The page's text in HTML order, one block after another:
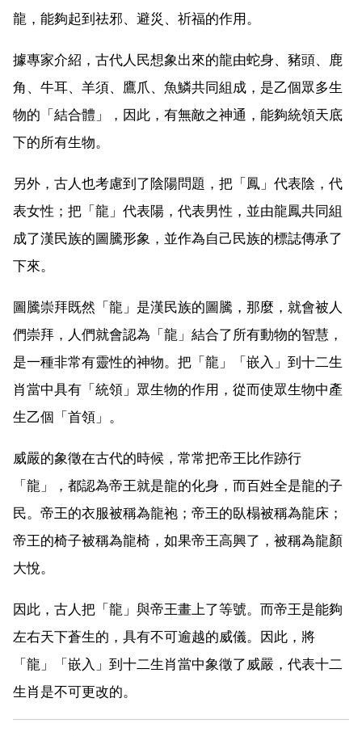
龍，能夠起到祛邪、避災、祈福的作用。
據專家介紹，古代人民想象出來的龍由蛇身、豬頭、鹿
角、牛耳、羊須、鷹爪、魚鱗共同組成，是乙個眾多生
物的「結合體」，因此，有無敵之神通，能夠統領天底
下的所有生物。
另外，古人也考慮到了陰陽問題，把「鳳」代表陰，代
表女性；把「龍」代表陽，代表男性，並由龍鳳共同組
成了漢民族的圖騰形象，並作為自己民族的標誌傳承了
下來。
圖騰崇拜既然「龍」是漢民族的圖騰，那麼，就會被人
們崇拜，人們就會認為「龍」結合了所有動物的智慧，
是一種非常有靈性的神物。把「龍」「嵌入」到十二生
肖當中具有「統領」眾生物的作用，從而使眾生物中產
生乙個「首領」。
威嚴的象徵在古代的時候，常常把帝王比作跡行
「龍」，都認為帝王就是龍的化身，而百姓全是龍的子
民。帝王的衣服被稱為龍袍；帝王的臥榻被稱為龍床；
帝王的椅子被稱為龍椅，如果帝王高興了，被稱為龍顏
大悅。
因此，古人把「龍」與帝王畫上了等號。而帝王是能夠
左右天下蒼生的，具有不可逾越的威儀。因此，將
「龍」「嵌入」到十二生肖當中象徵了威嚴，代表十二
生肖是不可更改的。